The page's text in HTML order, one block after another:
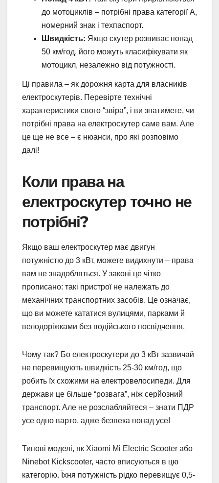
до мотоциклів – потрібні права категорії А,
номерний знак і техпаспорт.
Швидкість: Якщо скутер розвиває понад
50 км/год, його можуть класифікувати як
мотоцикл, незалежно від потужності.
Ці правила – як дорожня карта для власників
електроскутерів. Перевірте технічні
характеристики свого “звіра”, і ви знатимете, чи
потрібні права на електроскутер саме вам. Але
це ще не все – є нюанси, про які розповімо
далі!
Коли права на
електроскутер точно не
потрібні?
Якщо ваш електроскутер має двигун
потужністю до 3 кВт, можете видихнути – права
вам не знадобляться. У законі це чітко
прописано: такі пристрої не належать до
механічних транспортних засобів. Це означає,
що ви можете кататися вулицями, парками й
велодоріжками без водійського посвідчення.
Чому так? Бо електроскутери до 3 кВт зазвичай
не перевищують швидкість 25-30 км/год, що
робить їх схожими на електровелосипеди. Для
держави це більше “розвага”, ніж серйозний
транспорт. Але не розслабляйтеся – знати ПДР
усе одно варто, адже безпека понад усе!
Типові моделі, як Xiaomi Mi Electric Scooter або
Ninebot Kickscooter, часто вписуються в цю
категорію. Їхня потужність рідко перевищує 0,5-